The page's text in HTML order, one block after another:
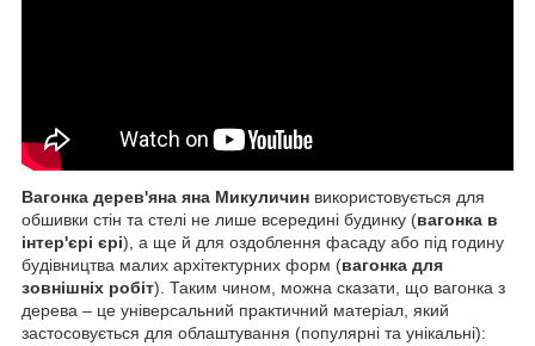
Вагонка дерев'яна яна Микуличин використовується для
обшивки стін та стелі не лише всередині будинку (вагонка в
інтер'єрі єрі), а ще й для оздоблення фасаду або під годину
будівництва малих архітектурних форм (вагонка для
зовнішніх робіт). Таким чином, можна сказати, що вагонка з
дерева – це універсальний практичний матеріал, який
застосовується для облаштування (популярні та унікальні):